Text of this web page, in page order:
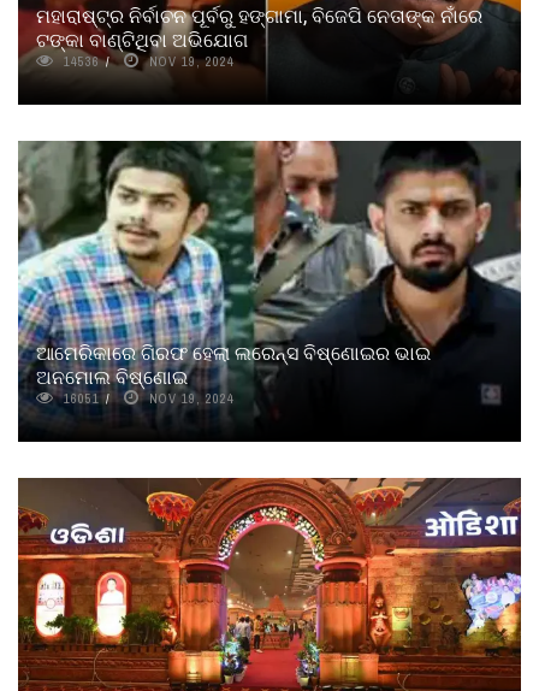
ମହାରାଷ୍ଟ୍ର ନିର୍ବାଚନ ପୂର୍ବରୁ ହଙ୍ଗାମା, ବିଜେପି ନେତାଙ୍କ ନାଁରେ
ଟଙ୍କା ବାଣ୍ଟିଥିବା ଅଭିଯୋଗ
14536 NOV 19, 2024
ଆମେରିକାରେ ଗିରଫ ହେଲା ଲରେନ୍ସ ବିଷ୍ଣୋଇର ଭାଇ
ଅନମୋଲ ବିଷ୍ଣୋଇ
16051 NOV 19, 2024